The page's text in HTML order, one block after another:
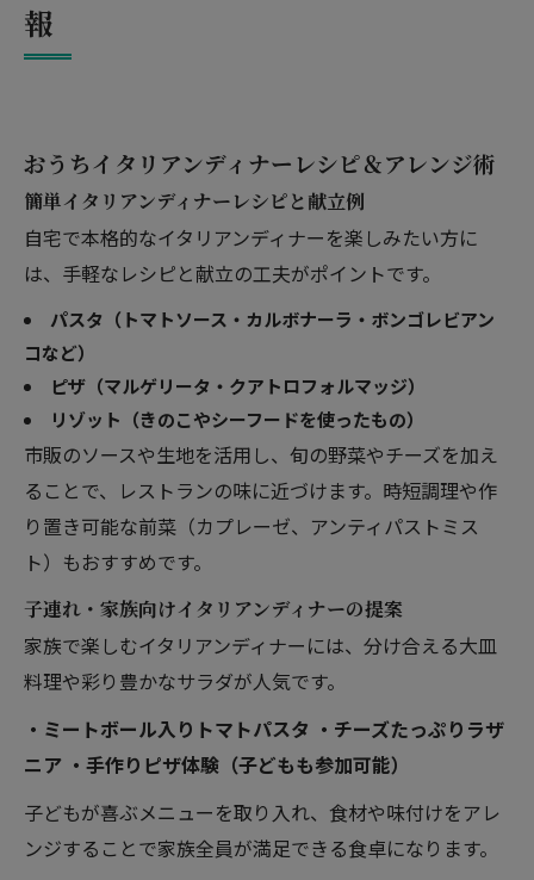
報
おうちイタリアンディナーレシピ＆アレンジ術
簡単イタリアンディナーレシピと献立例
自宅で本格的なイタリアンディナーを楽しみたい方に
は、手軽なレシピと献立の工夫がポイントです。
パスタ（トマトソース・カルボナーラ・ボンゴレビアン
コなど）
ピザ（マルゲリータ・クアトロフォルマッジ）
リゾット（きのこやシーフードを使ったもの）
市販のソースや生地を活用し、旬の野菜やチーズを加え
ることで、レストランの味に近づけます。時短調理や作
り置き可能な前菜（カプレーゼ、アンティパストミス
ト）もおすすめです。
子連れ・家族向けイタリアンディナーの提案
家族で楽しむイタリアンディナーには、分け合える大皿
料理や彩り豊かなサラダが人気です。
・ミートボール入りトマトパスタ ・チーズたっぷりラザ
ニア ・手作りピザ体験（子どもも参加可能）
子どもが喜ぶメニューを取り入れ、食材や味付けをアレ
ンジすることで家族全員が満足できる食卓になります。